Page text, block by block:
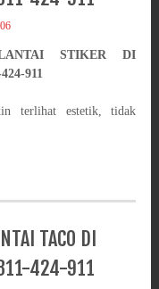
STIKER DI
911
terlihat estetik, tidak
TACO DI
424-911